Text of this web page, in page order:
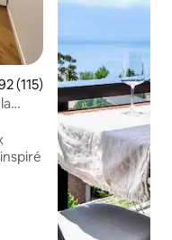
moyenne sur la
(115)